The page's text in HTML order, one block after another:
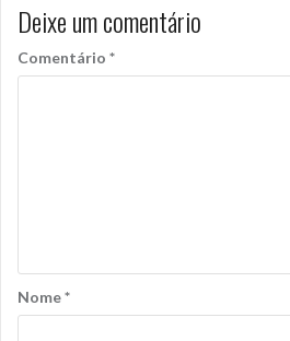
Deixe um comentário
Comentário *
Nome*